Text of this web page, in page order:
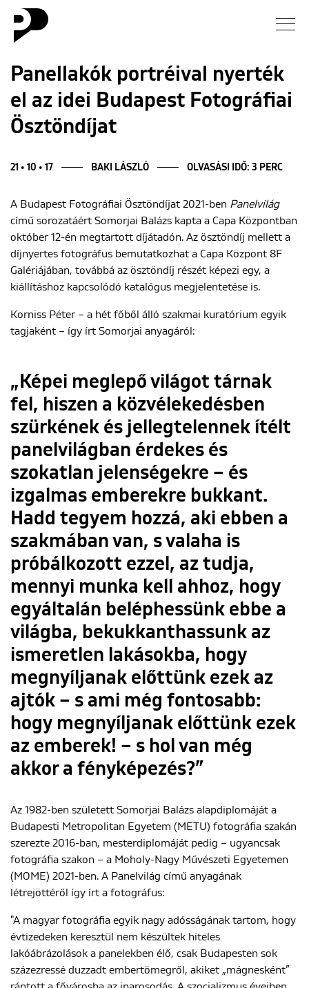
Hírek
Galéria
Blog
Rólunk
Panellakók portréival nyerték
el az idei Budapest Fotográfiai
Ösztöndíjat
21 • 10 • 17 BAKI LÁSZLÓ OLVASÁSI IDŐ: 3 PERC
A Budapest Fotográfiai Ösztöndíjat 2021-ben Panelvilág
című sorozatáért Somorjai Balázs kapta a Capa Központban
október 12-én megtartott díjátadón. Az ösztöndíj mellett a
díjnyertes fotográfus bemutatkozhat a Capa Központ 8F
Galériájában, továbbá az ösztöndíj részét képezi egy, a
kiállításhoz kapcsolódó katalógus megjelentetése is.
Korniss Péter – a hét főből álló szakmai kuratórium egyik
tagjaként – így írt Somorjai anyagáról:
„Képei meglepő világot tárnak
fel, hiszen a közvélekedésben
szürkének és jellegtelennek ítélt
panelvilágban érdekes és
szokatlan jelenségekre – és
izgalmas emberekre bukkant.
Hadd tegyem hozzá, aki ebben a
szakmában van, s valaha is
próbálkozott ezzel, az tudja,
mennyi munka kell ahhoz, hogy
egyáltalán beléphessünk ebbe a
világba, bekukkanthassunk az
ismeretlen lakásokba, hogy
megnyíljanak előttünk ezek az
ajtók – s ami még fontosabb:
hogy megnyíljanak előttünk ezek
az emberek! – s hol van még
akkor a fényképezés?”
Az 1982-ben született Somorjai Balázs alapdiplomáját a
Budapesti Metropolitan Egyetem (METU) fotográfia szakán
szerezte 2016-ban, mesterdiplomáját pedig – ugyancsak
fotográfia szakon – a Moholy-Nagy Művészeti Egyetemen
(MOME) 2021-ben. A Panelvilág című anyagának
létrejöttéről így írt a fotográfus:
"A magyar fotográfia egyik nagy adósságának tartom, hogy
évtizedeken keresztül nem készültek hiteles
lakóábrázolások a panelekben élő, csak Budapesten sok
százezressé duzzadt embertömegről, akiket „mágnesként”